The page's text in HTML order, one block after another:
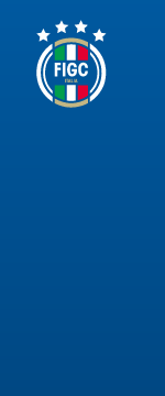
Whistleblowing